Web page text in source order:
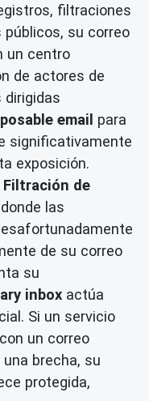
filtraciones
su correo
un centro
de actores de
dirigidas
email para
significativamente
exposición.
Filtración de
las
de su correo
su
inbox actúa
Si un servicio
un correo
brecha, su
protegida,